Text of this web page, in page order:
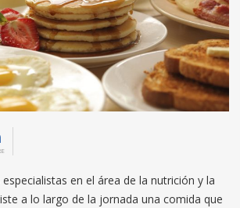
en el área de la nutrición y la
a lo largo de la jornada una comida que